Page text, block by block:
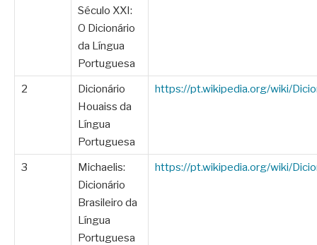
Século XXI:
O Dicionário
da Língua
Portuguesa
2
Dicionário
Houaiss da
Língua
Portuguesa
https://pt.wikipedia.org/wiki/
3
Michaelis:
Dicionário
Brasileiro da
Língua
Portuguesa
https://pt.wikipedia.org/wiki/